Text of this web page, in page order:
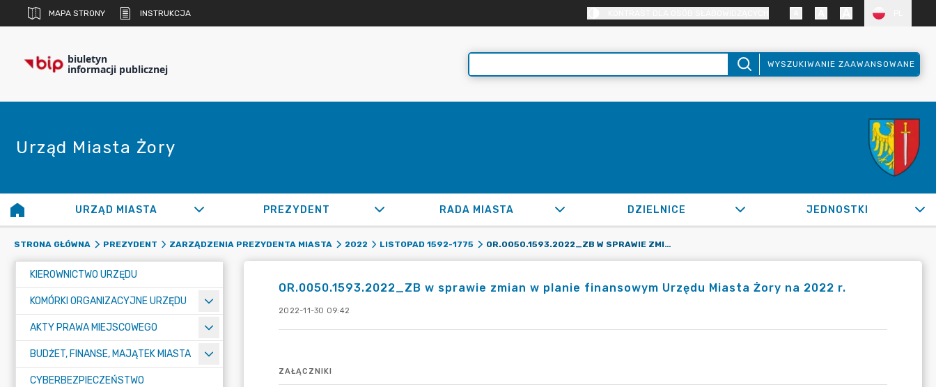
MAPA STRONY INSTRUKCJA
biuletyn
informacji publicznej WYSZUKIWANIE ZAAWANSOWANE
Urząd Miasta Żory
URZĄD MIASTA PREZYDENT RADA MIASTA DZIELNICE JEDNOSTKI
STRONA GŁÓWNA PREZYDENT ZARZĄDZENIA PREZYDENTA MIASTA 2022 LISTOPAD 1592-1775 OR.0050.1593.2022_ZB W SPRAWIE ZMIAN W PLANIE FINANSOWYM URZĘDU MIASTA ŻORY NA 2022 R.
KIEROWNICTWO URZĘDU
KOMÓRKI ORGANIZACYJNE URZĘDU
AKTY PRAWA MIEJSCOWEGO
BUDŻET, FINANSE, MAJĄTEK MIASTA
CYBERBEZPIECZEŃSTWO
OR.0050.1593.2022_ZB w sprawie zmian w planie finansowym Urzędu Miasta Żory na 2022 r.
2022-11-30 09:42
ZAŁĄCZNIKI